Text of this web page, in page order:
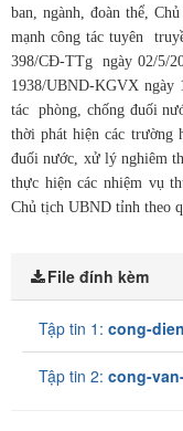
ban, ngành, đoàn thể,
mạnh công tác tuyên
398/CĐ-TTg ngày 02/5/
1938/UBND-KGVX ngày
tác phòng, chống đuối
thời phát hiện các trường
đuối nước, xử lý nghiêm
thực hiện các nhiệm vụ
Chủ tịch UBND tỉnh theo
File đính kèm
Tập tin 1: cong-
Tập tin 2: cong-